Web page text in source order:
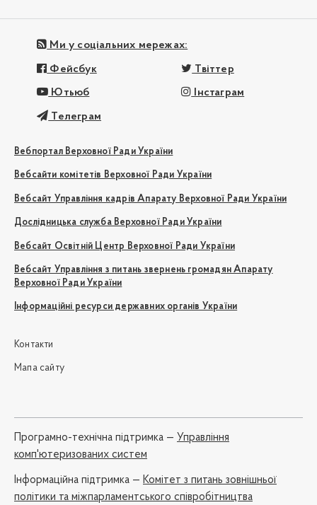
Ми у соціальних мережах:
Фейсбук Твіттер
Ютьюб Інстаграм
Телеграм
Вебпортал Верховної Ради України
Вебсайти комітетів Верховної Ради України
Вебсайт Управління кадрів Апарату Верховної Ради України
Дослідницька служба Верховної Ради України
Вебсайт Освітній Центр Верховної Ради України
Вебсайт Управління з питань звернень громадян Апарату
Верховної Ради України
Інформаційні ресурси державних органів України
Контакти
Мапа сайту
Програмно-технічна підтримка — Управління
комп'ютеризованих систем
Iнформаційна підтримка — Комітет з питань зовнішньої
політики та міжпарламентського співробітництва